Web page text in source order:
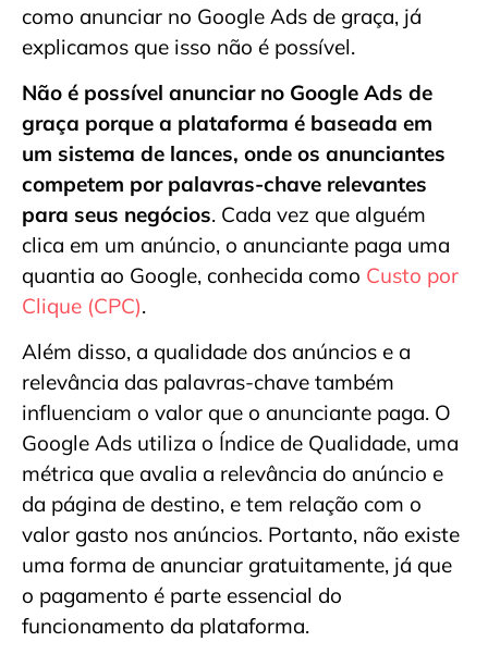
como anunciar no Google Ads de graça, já
explicamos que isso não é possível.
Não é possível anunciar no Google Ads de
graça porque a plataforma é baseada em
um sistema de lances, onde os anunciantes
competem por palavras-chave relevantes
para seus negócios. Cada vez que alguém
clica em um anúncio, o anunciante paga uma
quantia ao Google, conhecida como Custo por
Clique (CPC).
Além disso, a qualidade dos anúncios e a
relevância das palavras-chave também
influenciam o valor que o anunciante paga. O
Google Ads utiliza o Índice de Qualidade, uma
métrica que avalia a relevância do anúncio e
da página de destino, e tem relação com o
valor gasto nos anúncios. Portanto, não existe
uma forma de anunciar gratuitamente, já que
o pagamento é parte essencial do
funcionamento da plataforma.